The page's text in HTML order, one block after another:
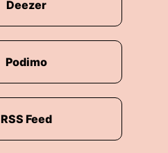
Deezer
Podimo
RSS Feed